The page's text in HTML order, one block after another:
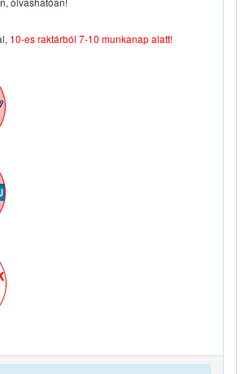
10-es raktárból 7-10 munkanap alatt!